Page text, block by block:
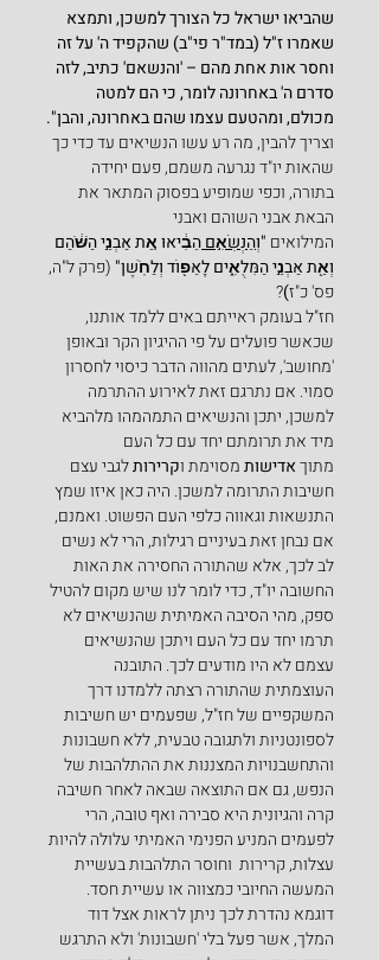
שהביאו ישראל כל הצורך למשכן, ותמצא
שאמרו ז"ל (במד"ר פי"ב) שהקפיד ה' על זה
וחסר אות אחת מהם – 'והנשאם' כתיב, לזה
סדרם ה' באחרונה לומר, כי הם למטה
מכולם, ומהטעם עצמו שהם באחרונה, והבן".
וצריך להבין, מה רע עשו הנשיאים עד כדי כך
שהאות יו"ד נגרעה משמם, פעם יחידה
בתורה, וכפי שמופיע בפסוק המתאר את
הבאת אבני השוהם ואבני
המילואים "וְהַנְּשִׂאִ֣ם הֵבִ֔יאוּ אֵ֚ת אַבְנֵ֣י הַשֹּׁ֔הַם
וְאֵ֖ת אַבְנֵ֣י הַמִּלֻּאִ֑ים לָאֵפ֖וֹד וְלַחֹֽשֶׁן" (פרק ל"ה,
פס' כ"ז)
?
חז"ל בעומק ראייתם באים ללמד אותנו,
שכאשר פועלים על פי ההיגיון הקר ובאופן
'מחושב', לעתים מהווה הדבר כיסוי לחסרון
סמוי. אם נתרגם זאת לאירוע ההתרמה
למשכן, יתכן והנשיאים התמהמהו מלהביא
מיד את תרומתם יחד עם כל העם
מתוך אדישות מסוימת וקרירות לגבי עצם
חשיבות התרומה למשכן. היה כאן איזו שמץ
התנשאות וגאווה כלפי העם הפשוט. ואמנם,
אם נבחן זאת בעיניים רגילות, הרי לא נשים
לב לכך, אלא שהתורה החסירה את האות
החשובה יו"ד, כדי לומר לנו שיש מקום להטיל
ספק, מהי הסיבה האמיתית שהנשיאים לא
תרמו יחד עם כל העם ויתכן שהנשיאים
עצמם לא היו מודעים לכך. התובנה
העוצמתית שהתורה רצתה ללמדנו דרך
המשקפיים של חז"ל, שפעמים יש חשיבות
לספונטניות ולתגובה טבעית, ללא חשבונות
והתחשבנויות המצננות את ההתלהבות של
הנפש, גם אם התוצאה שבאה לאחר חשיבה
קרה והגיונית היא סבירה ואף טובה, הרי
לפעמים המניע הפנימי האמיתי עלולה להיות
עצלות, קרירות  וחוסר התלהבות בעשיית
המעשה החיובי כמצווה או עשיית חסד.
דוגמא נהדרת לכך ניתן לראות אצל דוד
המלך, אשר פעל בלי 'חשבונות' ולא התרגש